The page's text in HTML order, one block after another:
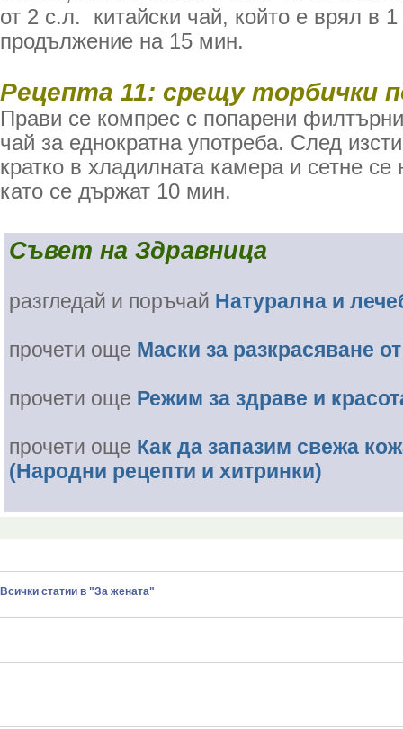
от 2 с.л. китайски чай, който е врял в
продължение на 15 мин.
Рецепта 11: срещу торбички
Прави се компрес с попарени
чай за еднократна употреба. След
кратко в хладилната камера и сетне се
като се държат 10 мин.
Съвет на Здравница
разгледай и поръчай Натурална и
прочети още Маски за разкрасяване
прочети още Режим за здраве и
прочети още Как да запазим свежа
(Народни рецепти и хитринки)
Всички статии в "За жената"